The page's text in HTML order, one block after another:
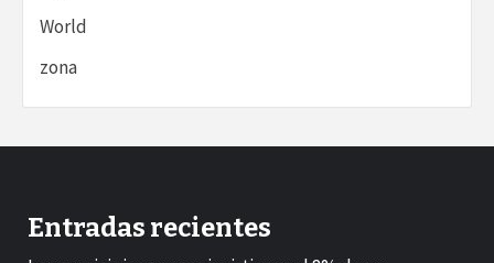
World
zona
Entradas recientes